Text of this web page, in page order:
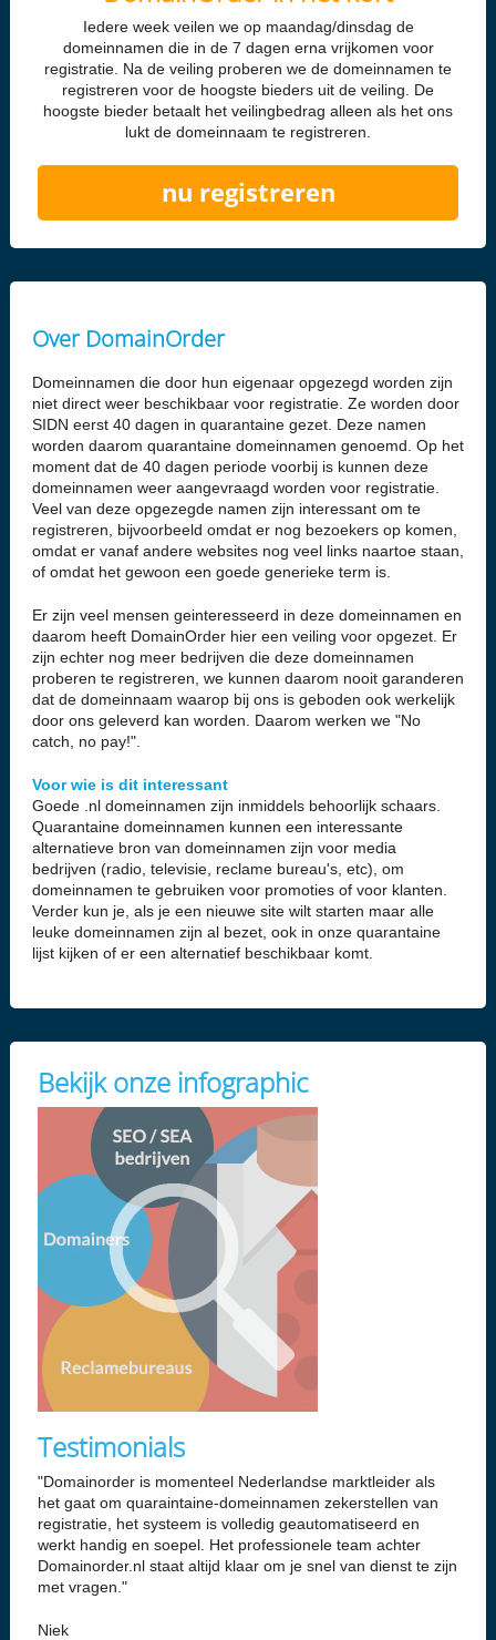
Iedere week veilen we op maandag/dinsdag de
domeinnamen die in de 7 dagen erna vrijkomen voor
registratie. Na de veiling proberen we de domeinnamen te
registreren voor de hoogste bieders uit de veiling. De
hoogste bieder betaalt het veilingbedrag alleen als het ons
lukt de domeinnaam te registreren.
nu registreren
Over DomainOrder
Domeinnamen die door hun eigenaar opgezegd worden zijn
niet direct weer beschikbaar voor registratie. Ze worden door
SIDN eerst 40 dagen in quarantaine gezet. Deze namen
worden daarom quarantaine domeinnamen genoemd. Op het
moment dat de 40 dagen periode voorbij is kunnen deze
domeinnamen weer aangevraagd worden voor registratie.
Veel van deze opgezegde namen zijn interessant om te
registreren, bijvoorbeeld omdat er nog bezoekers op komen,
omdat er vanaf andere websites nog veel links naartoe staan,
of omdat het gewoon een goede generieke term is.
Er zijn veel mensen geinteresseerd in deze domeinnamen en
daarom heeft DomainOrder hier een veiling voor opgezet. Er
zijn echter nog meer bedrijven die deze domeinnamen
proberen te registreren, we kunnen daarom nooit garanderen
dat de domeinnaam waarop bij ons is geboden ook werkelijk
door ons geleverd kan worden. Daarom werken we "No
catch, no pay!".
Voor wie is dit interessant
Goede .nl domeinnamen zijn inmiddels behoorlijk schaars.
Quarantaine domeinnamen kunnen een interessante
alternatieve bron van domeinnamen zijn voor media
bedrijven (radio, televisie, reclame bureau's, etc), om
domeinnamen te gebruiken voor promoties of voor klanten.
Verder kun je, als je een nieuwe site wilt starten maar alle
leuke domeinnamen zijn al bezet, ook in onze quarantaine
lijst kijken of er een alternatief beschikbaar komt.
Bekijk onze infographic
Testimonials
"Domainorder is momenteel Nederlandse marktleider als
het gaat om quaraintaine-domeinnamen zekerstellen van
registratie, het systeem is volledig geautomatiseerd en
werkt handig en soepel. Het professionele team achter
Domainorder.nl staat altijd klaar om je snel van dienst te zijn
met vragen."
Niek